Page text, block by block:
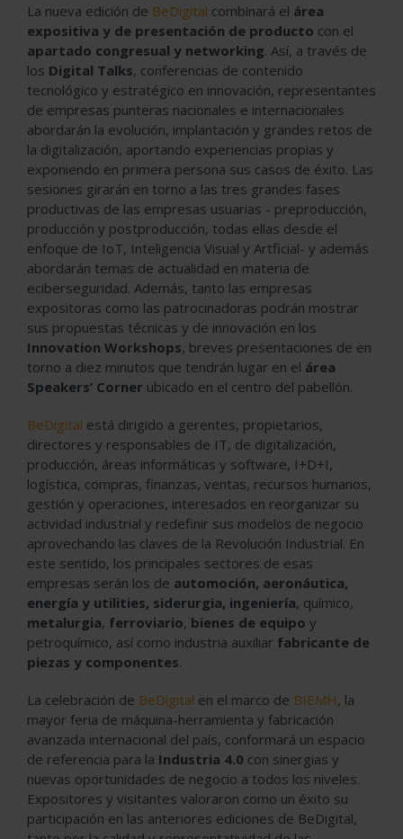
La nueva edición de BeDigital combinará el área
expositiva y de presentación de producto con el
apartado congresual y networking. Así, a través de
los Digital Talks, conferencias de contenido
tecnológico y estratégico en innovación, representantes
de empresas punteras nacionales e internacionales
abordarán la evolución, implantación y grandes retos de
la digitalización, aportando experiencias propias y
exponiendo en primera persona sus casos de éxito. Las
sesiones girarán en torno a las tres grandes fases
productivas de las empresas usuarias - preproducción,
producción y postproducción, todas ellas desde el
enfoque de IoT, Inteligencia Visual y Artficial- y además
abordarán temas de actualidad en materia de
eciberseguridad. Además, tanto las empresas
expositoras como las patrocinadoras podrán mostrar
sus propuestas técnicas y de innovación en los
Innovation Workshops, breves presentaciones de en
torno a diez minutos que tendrán lugar en el área
Speakers’ Corner ubicado en el centro del pabellón.
BeDigital está dirigido a gerentes, propietarios,
directores y responsables de IT, de digitalización,
producción, áreas informáticas y software, I+D+I,
logística, compras, finanzas, ventas, recursos humanos,
gestión y operaciones, interesados en reorganizar su
actividad industrial y redefinir sus modelos de negocio
aprovechando las claves de la Revolución Industrial. En
este sentido, los principales sectores de esas
empresas serán los de automoción, aeronáutica,
energía y utilities, siderurgia, ingeniería, químico,
metalurgia, ferroviario, bienes de equipo y
petroquímico, así como industria auxiliar fabricante de
piezas y componentes.
La celebración de BeDigital en el marco de BIEMH, la
mayor feria de máquina-herramienta y fabricación
avanzada internacional del país, conformará un espacio
de referencia para la Industria 4.0 con sinergias y
nuevas oportunidades de negocio a todos los niveles.
Expositores y visitantes valoraron como un éxito su
participación en las anteriores ediciones de BeDigital,